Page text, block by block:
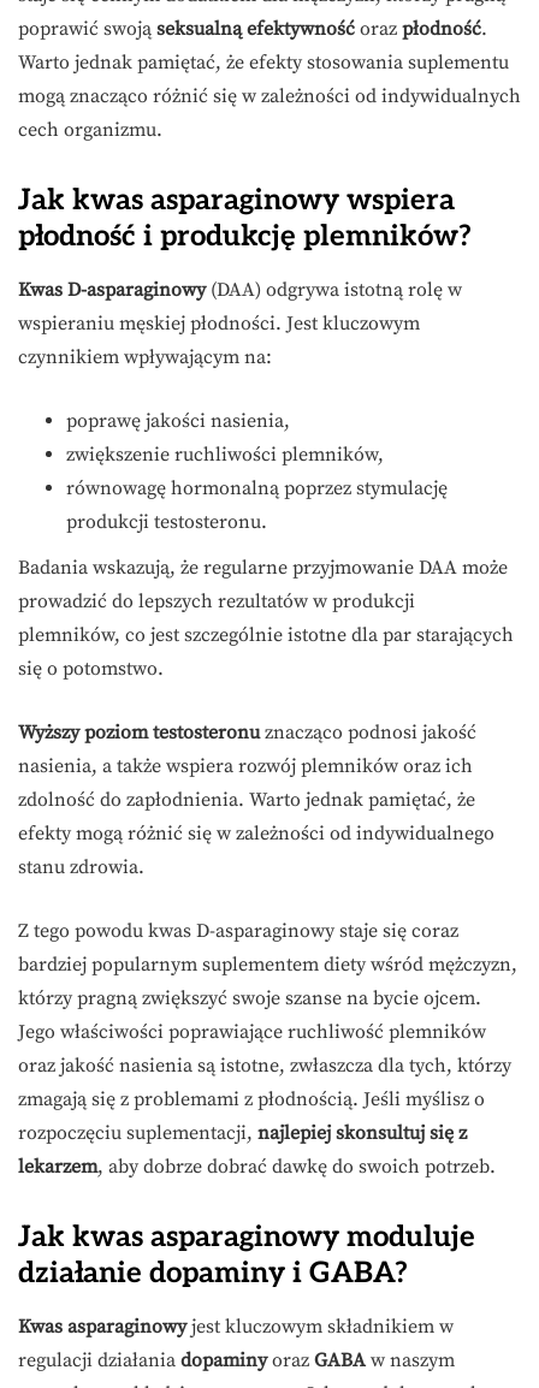
poprawić swoją seksualną efektywność oraz płodność.
Warto jednak pamiętać, że efekty stosowania suplementu
mogą znacząco różnić się w zależności od indywidualnych
cech organizmu.
Jak kwas asparaginowy wspiera
płodność i produkcję plemników?
Kwas D-asparaginowy(DAA) odgrywa istotną rolę w
wspieraniu męskiej płodności. Jest kluczowym
czynnikiem wpływającym na:
poprawę jakości nasienia,
zwiększenie ruchliwości plemników,
równowagę hormonalną poprzez stymulację
produkcji testosteronu.
Badania wskazują, że regularne przyjmowanie DAA może
prowadzić do lepszych rezultatów w produkcji
plemników, co jest szczególnie istotne dla par starających
się o potomstwo.
Wyższy poziom testosteronuznacząco podnosi jakość
nasienia, a także wspiera rozwój plemników oraz ich
zdolność do zapłodnienia. Warto jednak pamiętać, że
efekty mogą różnić się w zależności od indywidualnego
stanu zdrowia.
Z tego powodu kwas D-asparaginowy staje się coraz
bardziej popularnym suplementem diety wśród mężczyzn,
którzy pragną zwiększyć swoje szanse na bycie ojcem.
Jego właściwości poprawiające ruchliwość plemników
oraz jakość nasienia są istotne, zwłaszcza dla tych, którzy
zmagają się z problemami z płodnością. Jeśli myślisz o
rozpoczęciu suplementacji, najlepiej skonsultuj się z
lekarzem, aby dobrze dobrać dawkę do swoich potrzeb.
Jak kwas asparaginowy moduluje
działanie dopaminy i GABA?
Kwas asparaginowyjest kluczowym składnikiem w
regulacji działania dopaminyoraz GABA w naszym